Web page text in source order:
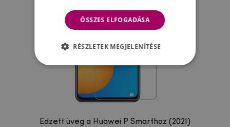
Edzett üveg a Huawei P Smarthoz (2021)
ÖSSZES ELFOGADÁSA
RÉSZLETEK MEGJELENÍTÉSE